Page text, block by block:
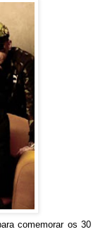
comemorar os 30